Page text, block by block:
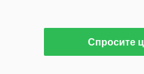
Спросите